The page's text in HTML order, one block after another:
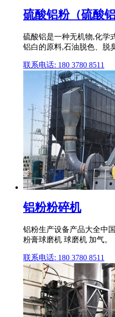
硫酸铝粉（硫酸
硫酸铝是一种无机物,化学
铝白的原料,石油脱色、脱
联系电话: 180 3780 8511
铝粉粉碎机
铝粉生产设备产品大全中
粉膏球磨机 球磨机 加气。
联系电话: 180 3780 8511